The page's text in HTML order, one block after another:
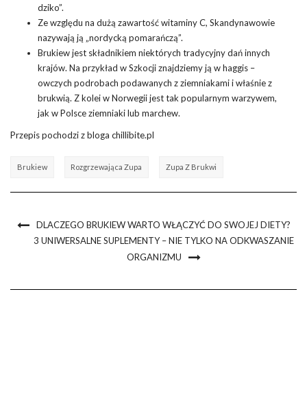
dziko”.
Ze względu na dużą zawartość witaminy C, Skandynawowie
nazywają ją „nordycką pomarańczą”.
Brukiew jest składnikiem niektórych tradycyjny dań innych
krajów. Na przykład w Szkocji znajdziemy ją w haggis –
owczych podrobach podawanych z ziemniakami i właśnie z
brukwią. Z kolei w Norwegii jest tak popularnym warzywem,
jak w Polsce ziemniaki lub marchew.
Przepis pochodzi z bloga chillibite.pl
Brukiew Rozgrzewająca Zupa Zupa Z Brukwi
DLACZEGO BRUKIEW WARTO WŁĄCZYĆ DO SWOJEJ DIETY?
3 UNIWERSALNE SUPLEMENTY – NIE TYLKO NA ODKWASZANIE
ORGANIZMU